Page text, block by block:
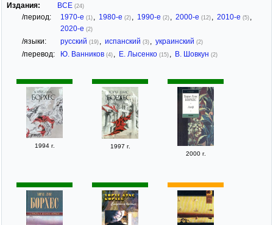
Издания: ВСЕ (24)
/период: 1970-е (1) 1980-е (2) 1990-е (2) 2000-е (12) 2010-е (5)
2020-е (2)
/языки: русский (19) испанский (3) украинский (2)
/перевод: Ю. Ванников (4) Е. Лысенко (15) В. Шовкун (2)
1994 г.
1997 г.
2000 г.